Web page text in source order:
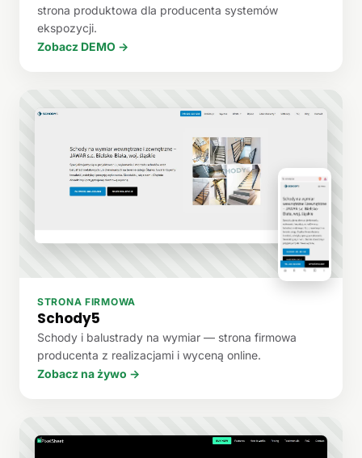
strona produktowa dla producenta systemów
ekspozycji.
Zobacz DEMO →
STRONA FIRMOWA
Schody5
Schody i balustrady na wymiar — strona firmowa
producenta z realizacjami i wyceną online.
Zobacz na żywo →